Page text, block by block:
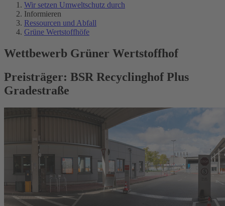
Wir setzen Umweltschutz durch
Informieren
Ressourcen und Abfall
Grüne Wertstoffhöfe
Wettbewerb Grüner Wertstoffhof
Preisträger: BSR Recyclinghof Plus
Gradestraße